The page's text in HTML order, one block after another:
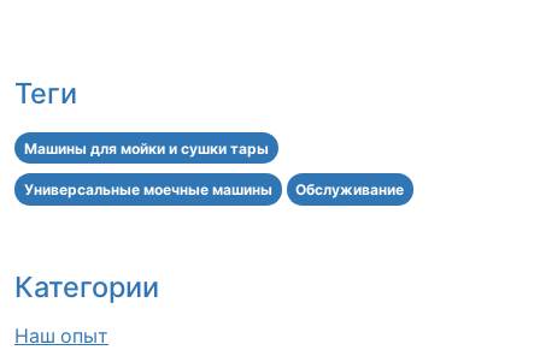
Теги
Машины для мойки и сушки тары
Универсальные моечные машины
Обслуживание
Категории
Наш опыт